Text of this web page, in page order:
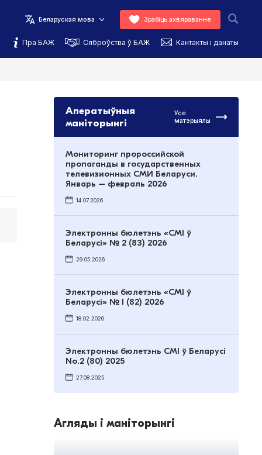
Беларуская мова Зрабіць ахвяраванне
Пра БАЖ Сяброўства ў БАЖ Кантакты і данаты
Аператыўныя
маніторынгі
Усе
матэрыялы
Мониторинг пророссийской
пропаганды в государственных
телевизионных СМИ Беларуси.
Январь – февраль 2026
14.07.2026
Электронны бюлетэнь «СМІ ў
Беларусі» № 2 (83) 2026
29.05.2026
Электронны бюлетэнь «СМІ ў
Беларусі» № 1 (82) 2026
18.02.2026
Электронны бюлетэнь СМІ ў Беларусі
No.2 (80) 2025
27.08.2025
Агляды і маніторынгі